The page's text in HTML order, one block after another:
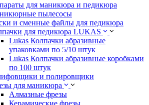
для маникюра и педикюра
пылесосы
и сменные файлы для педикюра
для педикюра LUKAS
Lukas Колпачки абразивные
упаковками по 5/10 штук
Lukas Колпачки абразивные коробками
по 100 штук
и полировщики
для маникюра
Алмазные фрезы
Керамические фрезы